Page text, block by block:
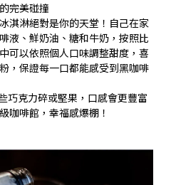
完美碰撞
淇淋絕對是你的天堂！自己在家
液、鮮奶油、糖和牛奶，按照比
可以依照個人口味調整甜度，喜
，保證每一口都能感受到黑咖啡
巧克力碎或堅果，口感會更豐富
咖啡館，幸福感爆棚！